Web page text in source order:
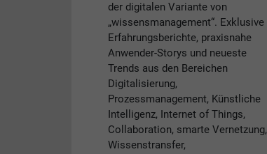
der digitalen Variante von
„wissensmanagement“. Exklusive
Erfahrungsberichte, praxisnahe
Anwender-Storys und neueste
Trends aus den Bereichen
Digitalisierung,
Prozessmanagement, Künstliche
Intelligenz, Internet of Things,
Collaboration, smarte Vernetzung,
Wissenstransfer,